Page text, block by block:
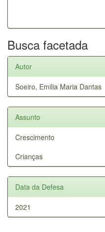
Busca facetada
Autor
Soeiro, Emilia Maria Dantas
Assunto
Crescimento
Crianças
Data da Defesa
2021